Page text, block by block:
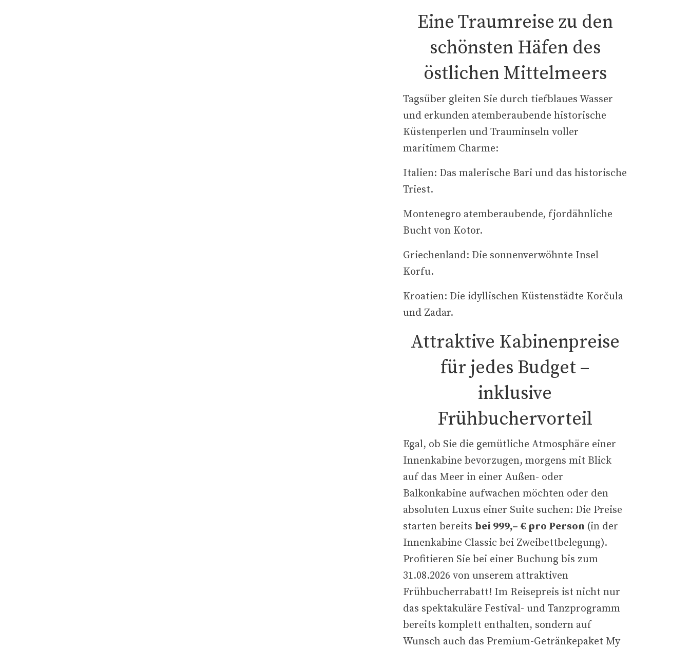
Eine Traumreise zu den
schönsten Häfen des
östlichen Mittelmeers
Tagsüber gleiten Sie durch tiefblaues Wasser
und erkunden atemberaubende historische
Küstenperlen und Trauminseln voller
maritimem Charme:
Italien: Das malerische Bari und das historische
Triest.
Montenegro atemberaubende, fjordähnliche
Bucht von Kotor.
Griechenland: Die sonnenverwöhnte Insel
Korfu.
Kroatien: Die idyllischen Küstenstädte Korčula
und Zadar.
Attraktive Kabinenpreise
für jedes Budget –
inklusive
Frühbuchervorteil
Egal, ob Sie die gemütliche Atmosphäre einer
Innenkabine bevorzugen, morgens mit Blick
auf das Meer in einer Außen- oder
Balkonkabine aufwachen möchten oder den
absoluten Luxus einer Suite suchen: Die Preise
starten bereits bei 999,– € pro Person (in der
Innenkabine Classic bei Zweibettbelegung).
Profitieren Sie bei einer Buchung bis zum
31.08.2026 von unserem attraktiven
Frühbucherrabatt! Im Reisepreis ist nicht nur
das spektakuläre Festival- und Tanzprogramm
bereits komplett enthalten, sondern auf
Wunsch auch das Premium-Getränkepaket My